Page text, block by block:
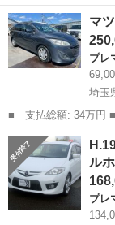
たらご対応可能です！ 平成26年式 マツダ プレマシー 20C スカ
アクティブ 走行距離
千葉 長生郡
マ
プレ
埼玉
■ 支払総額: 34万円 ■ 車両本体価格： 250,000 円 ■ メーカー
名： マツダ ■ 車種
■ 排気量：
埼玉 さいたま市
ル
プレ